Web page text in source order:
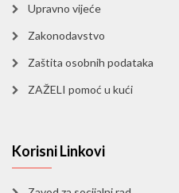
Upravno vijeće
Zakonodavstvo
Zaštita osobnih podataka
ZAŽELI pomoć u kući
Korisni Linkovi